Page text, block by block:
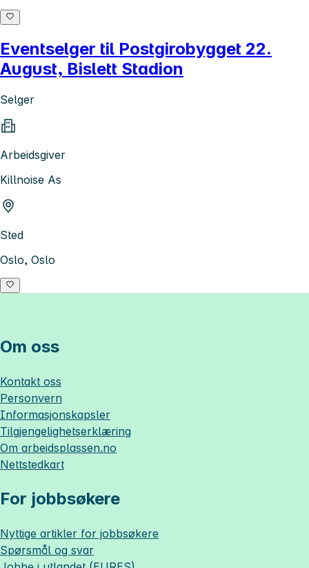
Eventselger til Postgirobygget 22.
August, Bislett Stadion
Selger
Arbeidsgiver
Killnoise As
Sted
Oslo, Oslo
Om oss
Kontakt oss
Personvern
Informasjonskapsler
Tilgjengelighetserklæring
Om arbeidsplassen.no
Nettstedkart
For jobbsøkere
Nyttige artikler for jobbsøkere
Spørsmål og svar